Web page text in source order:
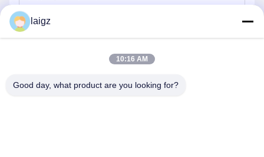
ارسل
laigz
10:16 AM
Good day, what product are you looking for?